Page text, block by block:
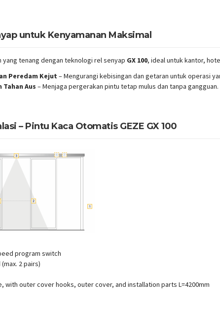
untuk Kenyamanan Maksimal
yang tenang dengan teknologi rel senyap GX 100, ideal untuk kantor,
Peredam Kejut – Mengurangi kebisingan dan getaran untuk operasi
Tahan Aus – Menjaga pergerakan pintu tetap mulus dan tanpa gangguan.
– Pintu Kaca Otomatis GEZE GX 100
program switch
2 pairs)
with outer cover hooks, outer cover, and installation parts L=4200mm